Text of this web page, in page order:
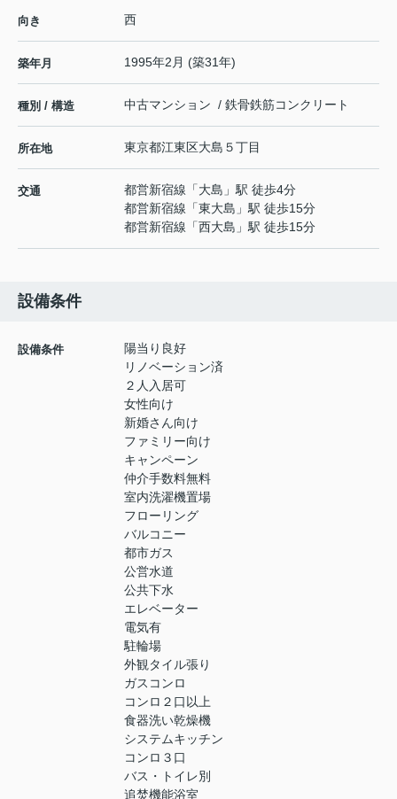
向き 西
築年月 1995年2月 (築31年)
種別 / 構造 中古マンション / 鉄骨鉄筋コンクリート
所在地 東京都江東区大島 ５丁目
交通 都営新宿線 「大島 」駅 徒歩4分
都営新宿線 「東大島 」駅 徒歩15分
都営新宿線 「西大島 」駅 徒歩15分
設備条件
設備条件
陽当り良好
リノベーション済
２人入居可
女性向け
新婚さん向け
ファミリー向け
キャンペーン
仲介手数料無料
室内洗濯機置場
フローリング
バルコニー
都市ガス
公営水道
公共下水
エレベーター
電気有
駐輪場
外観タイル張り
ガスコンロ
コンロ２口以上
食器洗い乾燥機
システムキッチン
コンロ３口
バス・トイレ別
追焚機能浴室